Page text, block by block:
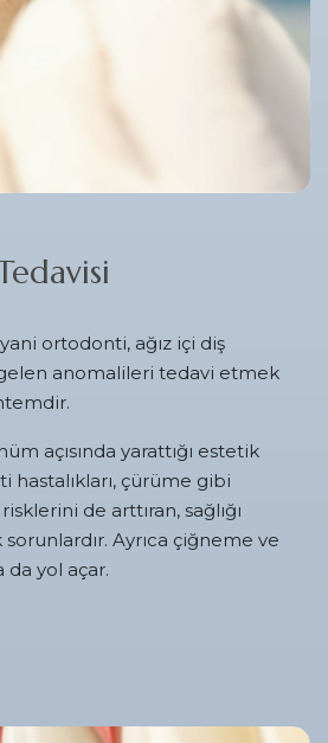
ortodonti, ağız içi diş
anomalileri tedavi etmek
açısında yarattığı estetik
hastalıkları, çürüme gibi
de arttıran, sağlığı
Ayrıca çiğneme ve
da yol açar.